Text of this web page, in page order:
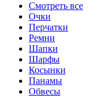
Смотреть все
Очки
Перчатки
Ремни
Шапки
Шарфы
Косынки
Панамы
Обвесы